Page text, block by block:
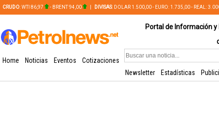
CRUDO: WTI 86,97 - BRENT 94,00 DIVISAS: DOLAR 1.500,00 - EURO: 1.735,00 - REAL:
Portal de Información
Home Noticias Eventos
Cotizaciones
Newsletter
Estadísticas